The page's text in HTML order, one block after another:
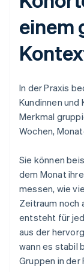
einem
In der Praxis
Kundinnen und
Merkmal
Wochen,
Sie können
dem Monat
messen, wie
Zeitraum noch
entsteht für
aus der
wann es stabil
Gruppen in der